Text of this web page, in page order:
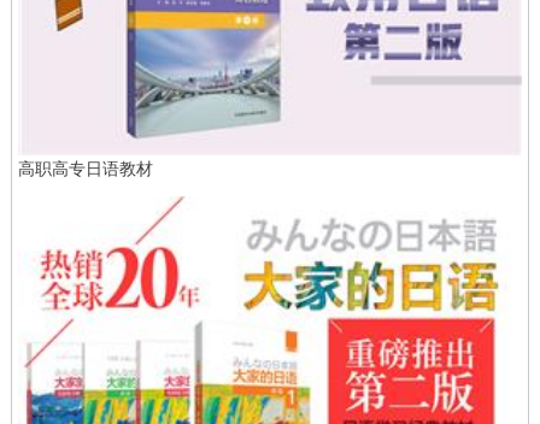
高职高专日语教材